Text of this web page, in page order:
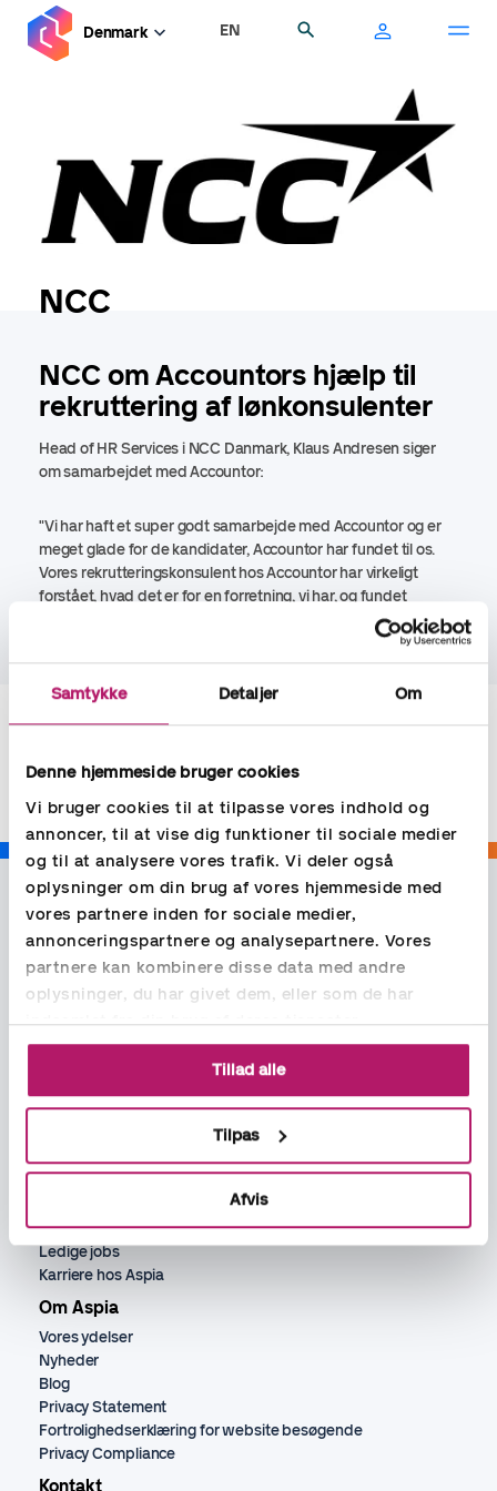
Samtykke Detaljer Om
Denne hjemmeside bruger cookies
Vi bruger cookies til at tilpasse vores indhold og
annoncer, til at vise dig funktioner til sociale medier
og til at analysere vores trafik. Vi deler også
oplysninger om din brug af vores hjemmeside med
vores partnere inden for sociale medier,
annonceringspartnere og analysepartnere. Vores
partnere kan kombinere disse data med andre
oplysninger, du har givet dem, eller som de har
indsamlet fra din brug af deres tjenester.
Tillad alle
Tilpas
Afvis
hovedindhold
Denmark EN
NCC
NCC om Accountors hjælp til
rekruttering af lønkonsulenter
Head of HR Services i NCC Danmark, Klaus Andresen siger
om samarbejdet med Accountor:
"Vi har haft et super godt samarbejde med Accountor og er
meget glade for de kandidater, Accountor har fundet til os.
Vores rekrutteringskonsulent hos Accountor har virkeligt
forstået, hvad det er for en forretning, vi har, og fundet
kandidater, som passer til vores kultur og arbejdsopgaver.
Bogholder
Rekruttering økonomi, løn og HR
Jobs
Ledige jobs
Karriere hos Aspia
Om Aspia
Vores ydelser
Nyheder
Blog
Privacy Statement
Fortrolighedserklæring for website besøgende
Privacy Compliance
Kontakt